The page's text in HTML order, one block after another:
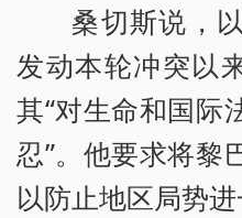
桑切斯说，
发动本轮冲突以
其“对生命和国际
忍”。他要求将黎
以防止地区局势进